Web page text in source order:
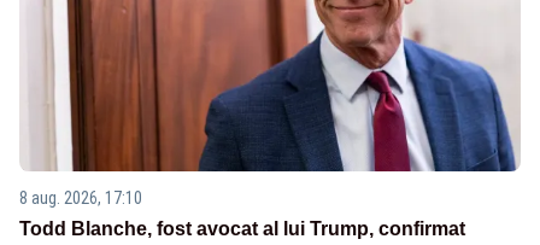
8 aug. 2026, 17:10
Todd Blanche, fost avocat al lui Trump, confirmat